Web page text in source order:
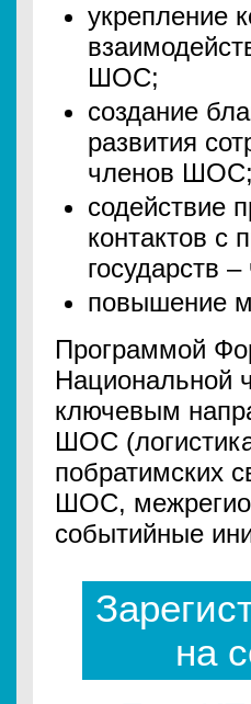
укрепление
ШОС;
создание
развития
членов ШОС;
содействие
контактов с
государств
повышение
Программой
Национальной
ключевым
ШОС
побратимских
ШОС,
событийные
на